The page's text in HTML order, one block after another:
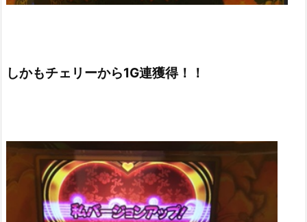
しかもチェリーから1G連獲得！！